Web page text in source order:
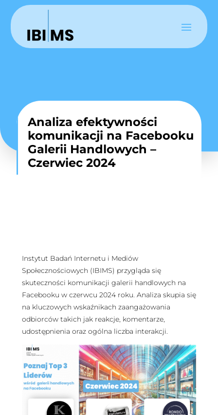
Analiza efektywności
komunikacji na Facebooku
Galerii Handlowych –
Czerwiec 2024
Instytut Badań Internetu i Mediów
Społecznościowych (IBIMS) przygląda się
skuteczności komunikacji galerii handlowych na
Facebooku w czerwcu 2024 roku. Analiza skupia się
na kluczowych wskaźnikach zaangażowania
odbiorców takich jak reakcje, komentarze,
udostępnienia oraz ogólna liczba interakcji.